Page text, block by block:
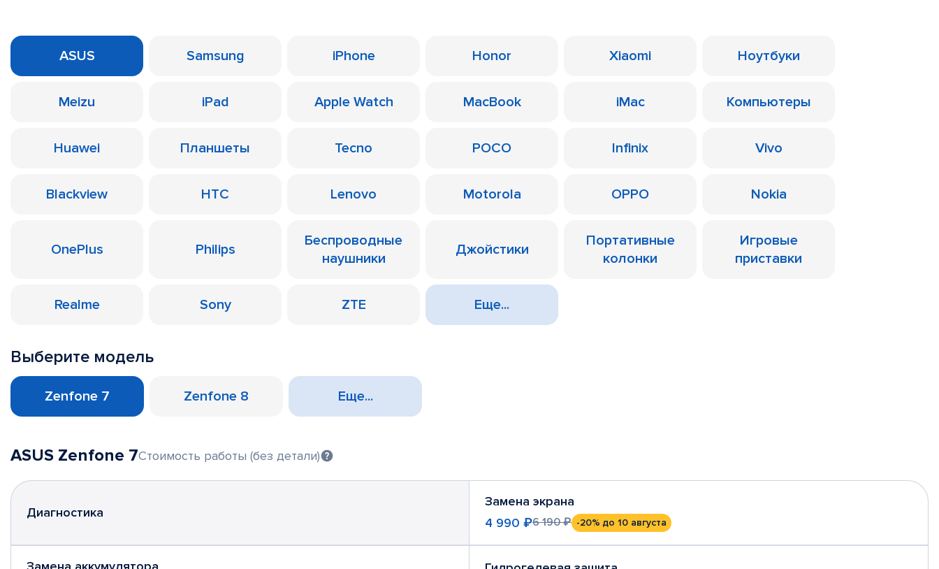
ASUS Samsung iPhone Honor Xiaomi Ноутбуки
Meizu iPad Apple Watch MacBook iMac Компьютеры
Huawei Планшеты Tecno POCO Infinix Vivo
Blackview HTC Lenovo Motorola OPPO Nokia
OnePlus Philips
Беспроводные
наушники
Джойстики
Портативные
колонки
Игровые
приставки
Realme Sony ZTE Еще...
Выберите модель
Zenfone 7 Zenfone 8 Еще...
ASUS Zenfone 7Стоимость работы (без детали)
Диагностика
Замена экрана
4 990 ₽6 190 ₽ -20% до 10 августа